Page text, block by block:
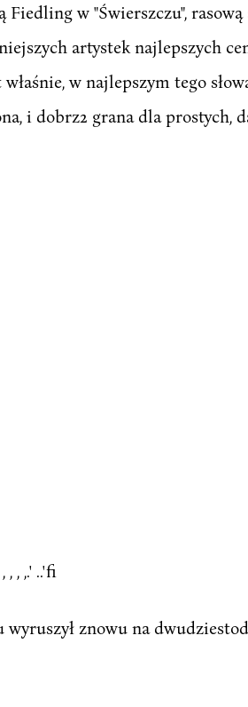
Fiedling w "Świerszczu",
artystek najlepszych
w najlepszym tego
i dobrz2 grana dla prostych,
, , ,.' ..'fi
wyruszył znowu na